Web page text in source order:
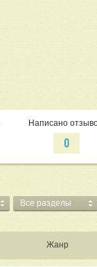
Написано
0
Все разделы
Жанр